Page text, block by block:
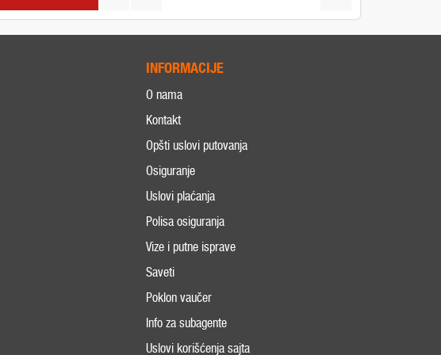
INFORMACIJE
O nama
Kontakt
Opšti uslovi putovanja
Osiguranje
Uslovi plaćanja
Polisa osiguranja
Vize i putne isprave
Saveti
Poklon vaučer
Info za subagente
Uslovi korišćenja sajta